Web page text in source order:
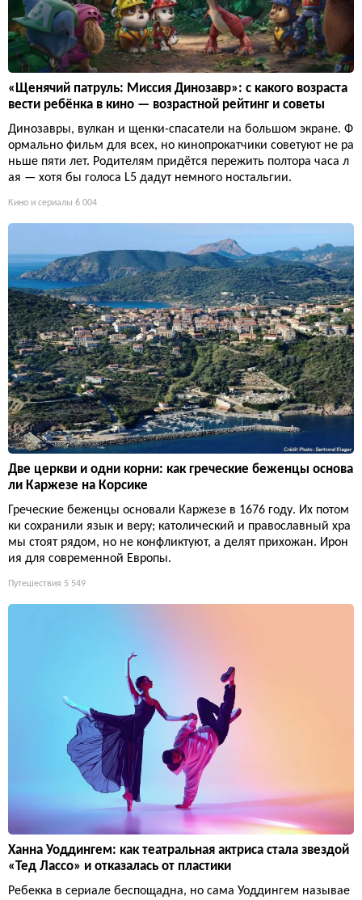
«Щенячий патруль: Миссия Динозавр»: с какого возраста
вести ребёнка в кино — возрастной рейтинг и советы
Динозавры, вулкан и щенки-спасатели на большом экране. Ф
ормально фильм для всех, но кинопрокатчики советуют не ра
ньше пяти лет. Родителям придётся пережить полтора часа л
ая — хотя бы голоса L5 дадут немного ностальгии.
Кино и сериалы 6 004
Две церкви и одни корни: как греческие беженцы основа
ли Каржезе на Корсике
Греческие беженцы основали Каржезе в 1676 году. Их потом
ки сохранили язык и веру; католический и православный хра
мы стоят рядом, но не конфликтуют, а делят прихожан. Ирон
ия для современной Европы.
Путешествия 5 549
Ханна Уоддингем: как театральная актриса стала звездой
«Тед Лассо» и отказалась от пластики
Ребекка в сериале беспощадна, но сама Уоддингем называе